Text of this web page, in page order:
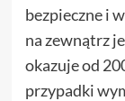
bezpieczne i
na zewnątrz
okazuje od
przypadki